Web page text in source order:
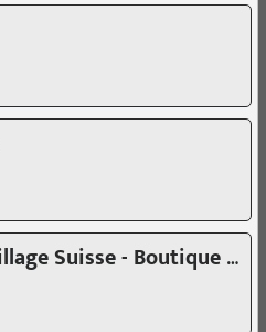
Purple Store Village Suisse - Boutique CBD